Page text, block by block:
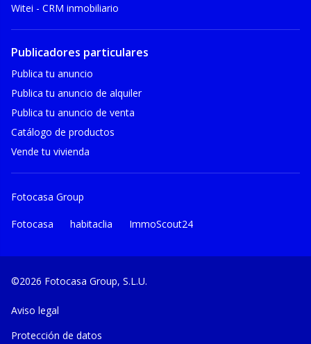
Witei - CRM inmobiliario
Publicadores particulares
Publica tu anuncio
Publica tu anuncio de alquiler
Publica tu anuncio de venta
Catálogo de productos
Vende tu vivienda
Fotocasa Group
Fotocasa habitaclia ImmoScout24
©2026 Fotocasa Group, S.L.U.
Aviso legal
Protección de datos